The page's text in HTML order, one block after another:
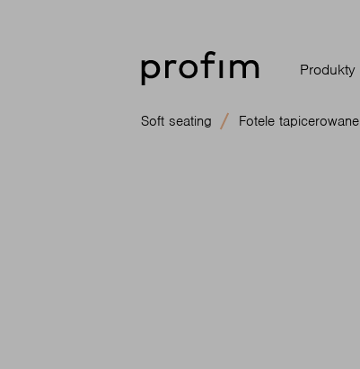
Produkty
Soft seating Fotele tapicerowane